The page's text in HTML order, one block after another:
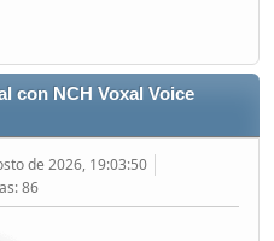
con NCH Voxal Voice
de 2026, 19:03:50
86